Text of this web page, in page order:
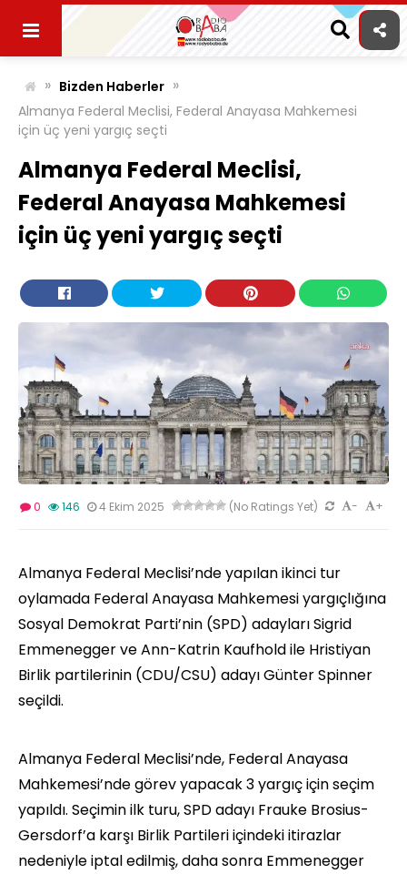
content
» Bizden Haberler »
Almanya Federal Meclisi, Federal Anayasa Mahkemesi
için üç yeni yargıç seçti
Almanya Federal Meclisi,
Federal Anayasa Mahkemesi
için üç yeni yargıç seçti
0 146 4 Ekim 2025 (No Ratings Yet) +
-
Almanya Federal Meclisi’nde yapılan ikinci tur
oylamada Federal Anayasa Mahkemesi yargıçlığına
Sosyal Demokrat Parti’nin (SPD) adayları Sigrid
Emmenegger ve Ann-Katrin Kaufhold ile Hristiyan
Birlik partilerinin (CDU/CSU) adayı Günter Spinner
seçildi.
Almanya Federal Meclisi’nde, Federal Anayasa
Mahkemesi’nde görev yapacak 3 yargıç için seçim
yapıldı. Seçimin ilk turu, SPD adayı Frauke Brosius-
Gersdorf’a karşı Birlik Partileri içindeki itirazlar
nedeniyle iptal edilmiş, daha sonra Emmenegger